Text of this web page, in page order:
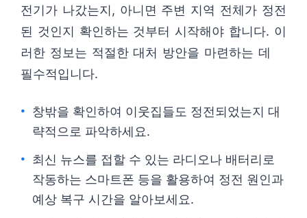
전기가 나갔는지, 아니면 주변 지역 전체가 정전
된 것인지 확인하는 것부터 시작해야 합니다. 이
러한 정보는 적절한 대처 방안을 마련하는 데
필수적입니다.
창밖을 확인하여 이웃집들도 정전되었는지 대
략적으로 파악하세요.
최신 뉴스를 접할 수 있는 라디오나 배터리로
작동하는 스마트폰 등을 활용하여 정전 원인과
예상 복구 시간을 알아보세요.